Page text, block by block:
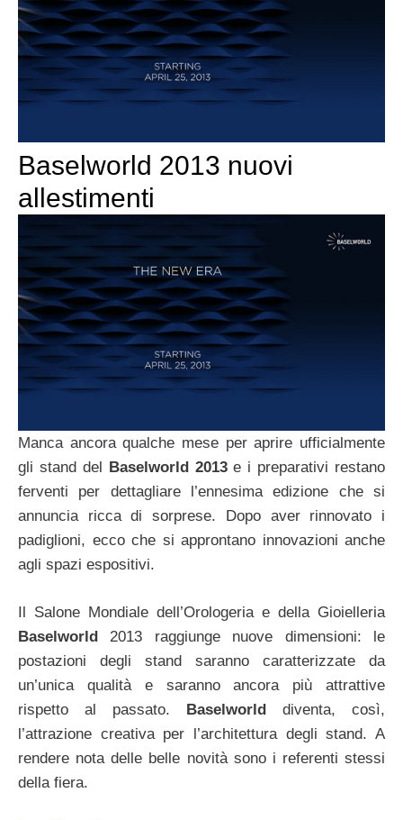
Baselworld 2013 nuovi
allestimenti
Manca ancora qualche mese per aprire ufficialmente
gli stand del
Baselworld 2013e i preparativi restano
ferventi per dettagliare l’ennesima edizione che si
annuncia ricca di sorprese. Dopo aver rinnovato i
padiglioni, ecco che si approntano innovazioni anche
agli spazi espositivi.
Il Salone Mondiale dell’Orologeria e della Gioielleria
Baselworld 2013 raggiunge nuove dimensioni: le
postazioni degli stand saranno caratterizzate da
un’unica qualità e saranno ancora più attrattive
rispetto al passato. Baselworld diventa, così,
l’attrazione creativa per l’architettura degli stand. A
rendere nota delle belle novità sono i referenti stessi
della fiera.